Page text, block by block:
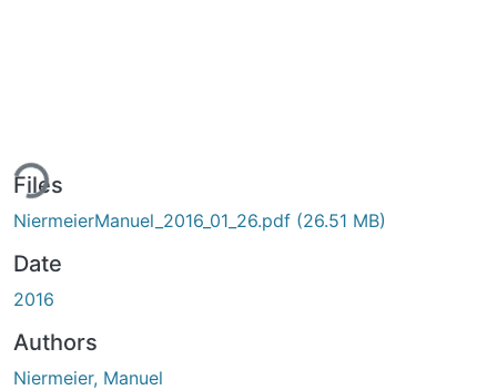
Files
NiermeierManuel_2016_01_26.pdf (26.51 MB)
Date
2016
Authors
Niermeier, Manuel